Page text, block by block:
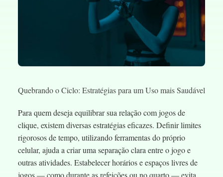
Quebrando o Ciclo: Estratégias para um Uso mais Saudável
Para quem deseja equilibrar sua relação com jogos de
clique, existem diversas estratégias eficazes. Definir limites
rigorosos de tempo, utilizando ferramentas do próprio
celular, ajuda a criar uma separação clara entre o jogo e
outras atividades. Estabelecer horários e espaços livres de
jogos — como durante as refeições ou no quarto — evita